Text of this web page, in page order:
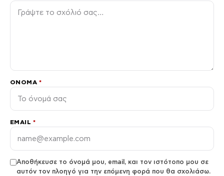
ΌΝΟΜΑ *
EMAIL *
Αποθήκευσε το όνομά μου, email, και τον ιστότοπο μου σε
αυτόν τον πλοηγό για την επόμενη φορά που θα σχολιάσω.